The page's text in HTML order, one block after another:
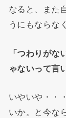
なると、また
うにもならな
「つわりがな
ゃないって言
いやいや・・
いか。と今な